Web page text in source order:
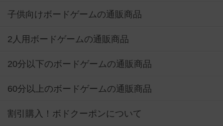
子供向けボードゲームの通販商品
2人用ボードゲームの通販商品
20分以下のボードゲームの通販商品
60分以上のボードゲームの通販商品
割引購入！ボドクーポンについて